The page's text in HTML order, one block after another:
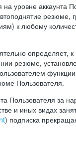
уровне аккаунта
резюме,
к любому
определяет,
резюме,
функции
Пользователя.
Пользователя за
и иных видах
) подписка